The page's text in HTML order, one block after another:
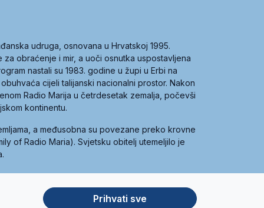
udruga, osnovana u Hrvatskoj 1995.
obraćenje i mir, a uoči osnutka uspostavljena
nastali su 1983. godine u župi u Erbi na
cijeli talijanski nacionalni prostor. Nakon
Radio Marija u četrdesetak zemalja, počevši
kontinentu.
a međusobna su povezane preko krovne
of Radio Maria). Svjetsku obitelj utemeljilo je
Prihvati sve